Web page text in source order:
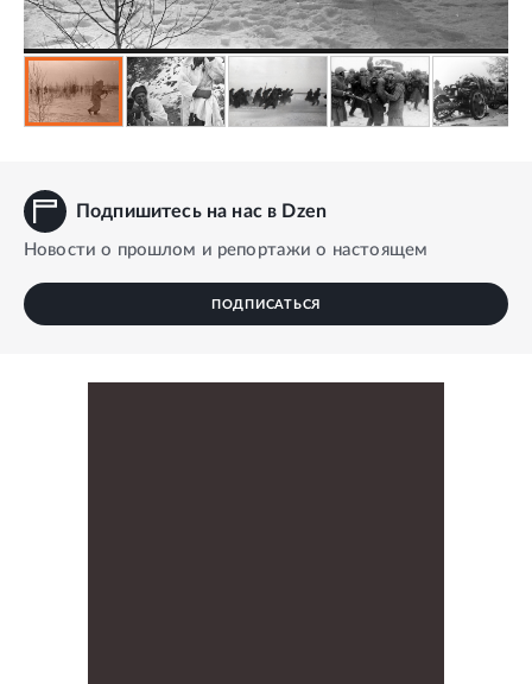
Подпишитесь на нас в Dzen
Новости о прошлом и репортажи о настоящем
ПОДПИСАТЬСЯ